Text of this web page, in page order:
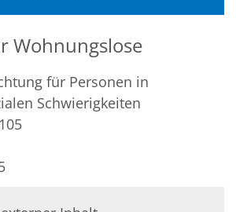
Wohnungslose
für Personen in
Schwierigkeiten